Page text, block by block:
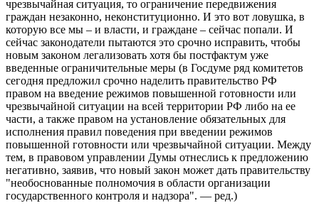
чрезвычайная ситуация, то ограничение передвижения
граждан незаконно, неконституционно. И это вот ловушка, в
которую все мы – и власти, и граждане – сейчас попали. И
сейчас законодатели пытаются это срочно исправить, чтобы
новым законом легализовать хотя бы постфактум уже
введенные ограничительные меры (в Госдуме ряд комитетов
сегодня предложил срочно наделить правительство РФ
правом на введение режимов повышенной готовности или
чрезвычайной ситуации на всей территории РФ либо на ее
части, а также правом на установление обязательных для
исполнения правил поведения при введении режимов
повышенной готовности или чрезвычайной ситуации. Между
тем, в правовом управлении Думы отнеслись к предложению
негативно, заявив, что новый закон может дать правительству
"необоснованные полномочия в области организации
государственного контроля и надзора". — ред.)